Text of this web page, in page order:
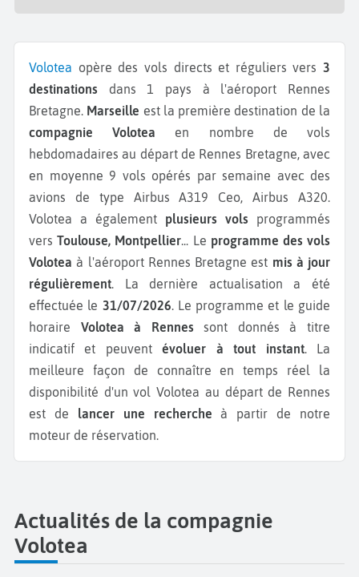
Volotea opère des vols directs et réguliers vers 3
destinations dans 1 pays à l'aéroport Rennes
Bretagne. Marseille est la première destination de la
compagnie Volotea en nombre de vols
hebdomadaires au départ de Rennes Bretagne, avec
en moyenne 9 vols opérés par semaine avec des
avions de type Airbus A319 Ceo, Airbus A320.
Volotea a également plusieurs vols programmés
versToulouse, Montpellier... Le programme des vols
Volotea à l'aéroport Rennes Bretagne est mis à jour
régulièrement. La dernière actualisation a été
effectuée le 31/07/2026. Le programme et le guide
horaire Volotea à Rennes sont donnés à titre
indicatif et peuventévoluer à tout instant. La
meilleure façon de connaître en temps réel la
disponibilité d'un vol Volotea au départ de Rennes
est de lancer une recherche à partir de notre
moteur de réservation.
Actualités de la compagnie
Volotea